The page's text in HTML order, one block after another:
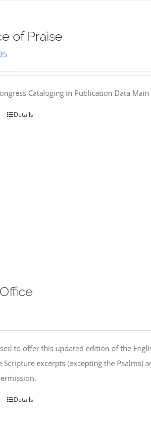
of Praise
$25.95.
Cataloging in Publication Data
Details
to offer this updated edition of the
Scripture excerpts (excepting the Psalms)
Details